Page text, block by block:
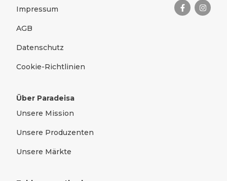
Rechtliches
Impressum
AGB
Datenschutz
Cookie-Richtlinien
Über Paradeisa
Unsere Mission
Unsere Produzenten
Unsere Märkte